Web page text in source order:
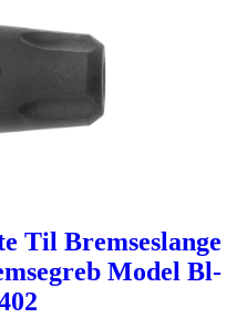
Til Bremseslange
Model Bl-